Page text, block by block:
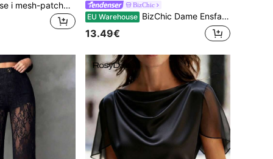
1 stk. elegant bluse i mesh-patchwork til kvinder, velegnet til daglige udflugter, pendling, kontortøj og lufthavnstøj, sort forår BizChic
EU Warehouse BizChic Dame Ensfarvet Standkrave Plisseret Dekoration Løst Lanterneærmet Langærmet Skjorte, Moderne Elegant Urban Pendling Hverdag Alsidig Romantisk 90'er Retro Jul Nytår, Velegnet til Valentinsdagsfest, Strand, Dimission, Modekarneval, Ferie, Basal Romantisk, Velegnet til Bryllupsgæst, Vært, Velegnet til Udflugt, Date, Fest, Koncert, Sceneoptræden, Morgenmad, Teselskab, Lufthavn, Multi-Scenario Feriestil
13.49€